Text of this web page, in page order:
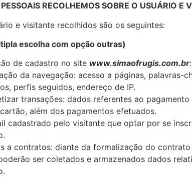
RECOLHEMOS SOBRE O USUÁRIO E
e visitante recolhidos são os seguintes:
escolha com opção outras)
de cadastro no site www.simaofrugis.com.br
da navegação: acesso a páginas, palavras-
perfis seguidos, endereço de IP.
transações: dados referentes ao
além dos pagamentos efetuados.
cadastrado pelo visitante que optar por se
a contratos: diante da formalização do
ser coletados e armazenados dados